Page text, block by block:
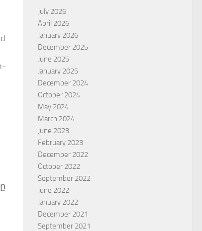
July 2026
April 2026
January 2026
December 2025
June 2025
January 2025
December 2024
October 2024
May 2024
March 2024
June 2023
February 2023
December 2022
October 2022
September 2022
June 2022
January 2022
December 2021
September 2021